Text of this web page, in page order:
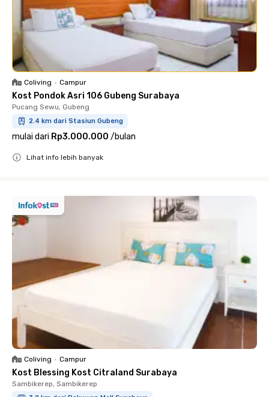
Coliving • Campur
Kost Pondok Asri 106 Gubeng Surabaya
Pucang Sewu, Gubeng
2.4 km dari Stasiun Gubeng
mulai dari Rp3.000.000 /bulan
Lihat info lebih banyak
Coliving • Campur
Kost Blessing Kost Citraland Surabaya
Sambikerep, Sambikerep